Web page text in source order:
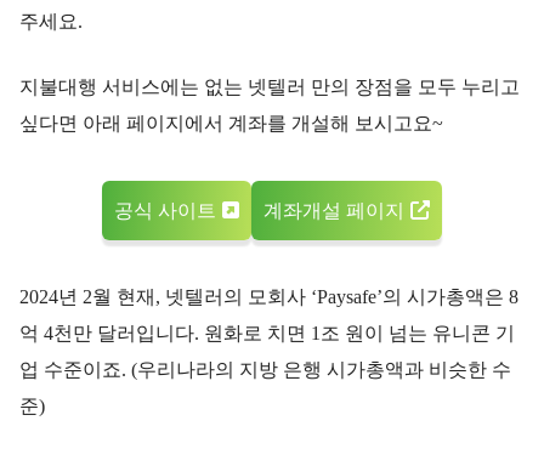
주세요.
지불대행 서비스에는 없는 넷텔러 만의 장점을 모두 누리고
싶다면 아래 페이지에서 계좌를 개설해 보시고요~
공식 사이트 계좌개설 페이지
2024년 2월 현재, 넷텔러의 모회사 ‘Paysafe’의 시가총액은 8
억 4천만 달러입니다. 원화로 치면 1조 원이 넘는 유니콘 기
업 수준이죠. (우리나라의 지방 은행 시가총액과 비슷한 수
준)